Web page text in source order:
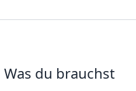
Was du brauchst